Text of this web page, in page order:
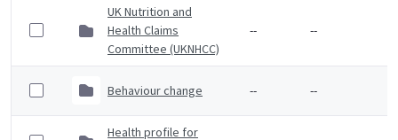
UK Nutrition and
Health Claims
Committee (UKNHCC)
-- --
Behaviour change -- --
Health profile for